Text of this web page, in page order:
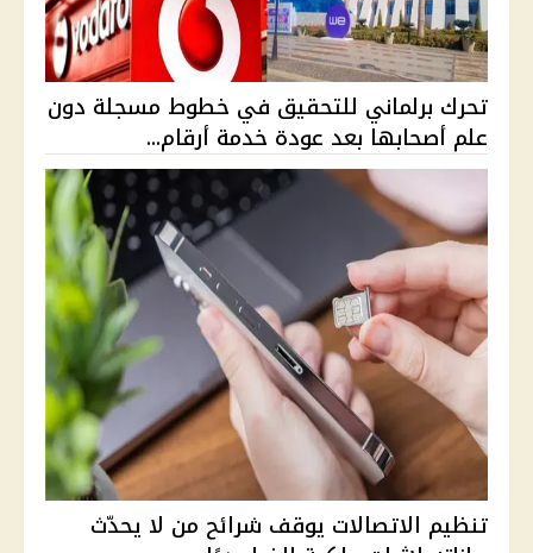
تحرك برلماني للتحقيق في خطوط مسجلة دون
علم أصحابها بعد عودة خدمة أرقام...
تنظيم الاتصالات يوقف شرائح من لا يحدّث